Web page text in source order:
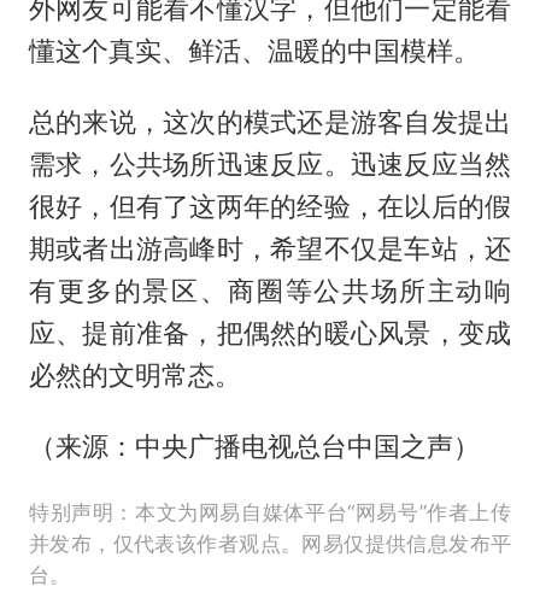
外网友可能看不懂汉字，但他们一定能看
懂这个真实、鲜活、温暖的中国模样。
总的来说，这次的模式还是游客自发提出
需求，公共场所迅速反应。迅速反应当然
很好，但有了这两年的经验，在以后的假
期或者出游高峰时，希望不仅是车站，还
有更多的景区、商圈等公共场所主动响
应、提前准备，把偶然的暖心风景，变成
必然的文明常态。
（来源：中央广播电视总台中国之声）
特别声明：本文为网易自媒体平台“网易号”作者上传
并发布，仅代表该作者观点。网易仅提供信息发布平
台。